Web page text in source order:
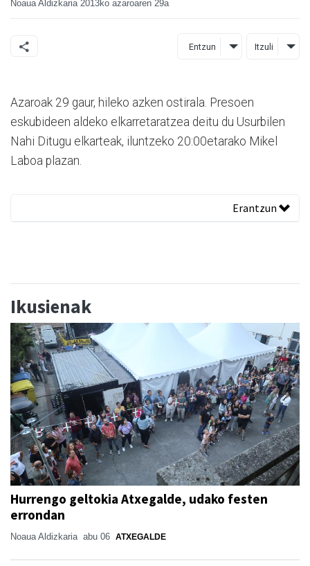
Noaua Aldizkaria 2013ko azaroaren 29a
Entzun Itzuli
Azaroak 29 gaur, hileko azken ostirala. Presoen
eskubideen aldeko elkarretaratzea deitu du Usurbilen
Nahi Ditugu elkarteak, iluntzeko 20:00etarako Mikel
Laboa plazan.
Erantzun
Ikusienak
Hurrengo geltokia Atxegalde, udako festen
errondan
Noaua Aldizkaria abu 06 ATXEGALDE